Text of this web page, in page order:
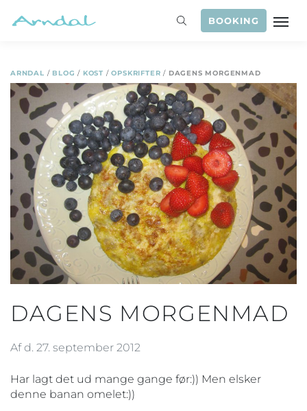
BOOKING
ARNDAL / BLOG / KOST /OPSKRIFTER / DAGENS MORGENMAD
DAGENS MORGENMAD
Af d. 27. september 2012
Har lagt det ud mange gange før:)) Men elsker
denne banan omelet:))